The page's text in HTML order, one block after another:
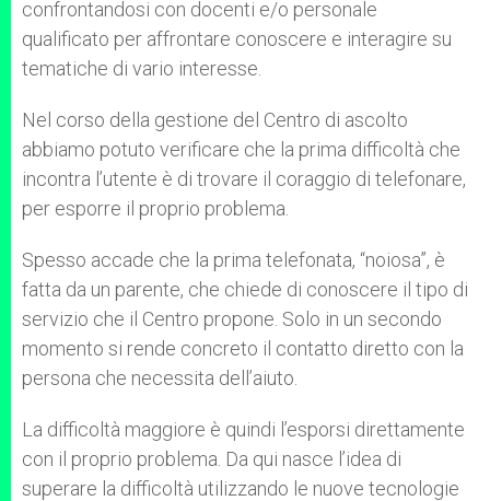
confrontandosi con docenti e/o personale
qualificato per affrontare conoscere e interagire su
tematiche di vario interesse.
Nel corso della gestione del Centro di ascolto
abbiamo potuto verificare che la prima difficoltà che
incontra l’utente è di trovare il coraggio di telefonare,
per esporre il proprio problema.
Spesso accade che la prima telefonata, “noiosa”, è
fatta da un parente, che chiede di conoscere il tipo di
servizio che il Centro propone. Solo in un secondo
momento si rende concreto il contatto diretto con la
persona che necessita dell’aiuto.
La difficoltà maggiore è quindi l’esporsi direttamente
con il proprio problema. Da qui nasce l’idea di
superare la difficoltà utilizzando le nuove tecnologie